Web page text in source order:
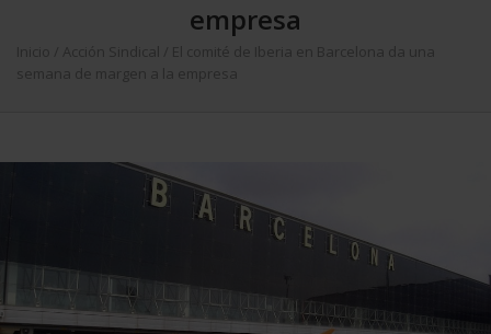
empresa
Inicio Acción Sindical
El comité de Iberia en Barcelona da una
semana de margen a la empresa